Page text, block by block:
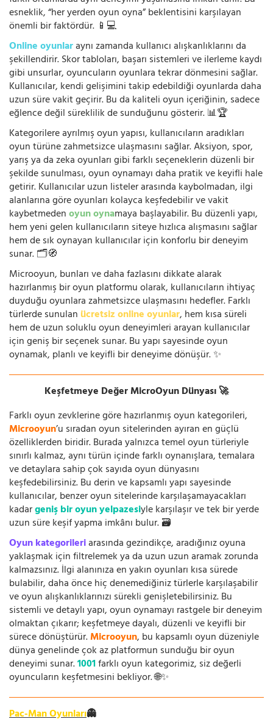
esneklik, “her yerden oyun oyna” beklentisini karşılayan
önemli bir faktördür. 📱💻
Online oyunlaraynı zamanda kullanıcı alışkanlıklarını da
şekillendirir. Skor tabloları, başarı sistemleri ve ilerleme kaydı
gibi unsurlar, oyuncuların oyunlara tekrar dönmesini sağlar.
Kullanıcılar, kendi gelişimini takip edebildiği oyunlarda daha
uzun süre vakit geçirir. Bu da kaliteli oyun içeriğinin, sadece
eğlence değil süreklilik de sunduğunu gösterir. 📊🏆
Kategorilere ayrılmış oyun yapısı, kullanıcıların aradıkları
oyun türüne zahmetsizce ulaşmasını sağlar. Aksiyon, spor,
yarış ya da zeka oyunları gibi farklı seçeneklerin düzenli bir
şekilde sunulması, oyun oynamayı daha pratik ve keyifli hale
getirir. Kullanıcılar uzun listeler arasında kaybolmadan, ilgi
alanlarına göre oyunları kolayca keşfedebilir ve vakit
kaybetmedenoyun oynamaya başlayabilir. Bu düzenli yapı,
hem yeni gelen kullanıcıların siteye hızlıca alışmasını sağlar
hem de sık oynayan kullanıcılar için konforlu bir deneyim
sunar. 🗂️🧭
Microoyun, bunları ve daha fazlasını dikkate alarak
hazırlanmış bir oyun platformu olarak, kullanıcıların ihtiyaç
duyduğu oyunlara zahmetsizce ulaşmasını hedefler. Farklı
türlerde sunulan ücretsiz online oyunlar, hem kısa süreli
hem de uzun soluklu oyun deneyimleri arayan kullanıcılar
için geniş bir seçenek sunar. Bu yapı sayesinde oyun
oynamak, planlı ve keyifli bir deneyime dönüşür. ✨
Keşfetmeye Değer MicroOyun Dünyası 🚀
Farklı oyun zevklerine göre hazırlanmış oyun kategorileri,
Microoyun’u sıradan oyun sitelerinden ayıran en güçlü
özelliklerden biridir. Burada yalnızca temel oyun türleriyle
sınırlı kalmaz, aynı türün içinde farklı oynanışlara, temalara
ve detaylara sahip çok sayıda oyun dünyasını
keşfedebilirsiniz. Bu derin ve kapsamlı yapı sayesinde
kullanıcılar, benzer oyun sitelerinde karşılaşamayacakları
kadargeniş bir oyun yelpazesiyle karşılaşır ve tek bir yerde
uzun süre keşif yapma imkânı bulur. 🗃️
Oyun kategorileriarasında gezindikçe, aradığınız oyuna
yaklaşmak için filtrelemek ya da uzun uzun aramak zorunda
kalmazsınız. İlgi alanınıza en yakın oyunları kısa sürede
bulabilir, daha önce hiç denemediğiniz türlerle karşılaşabilir
ve oyun alışkanlıklarınızı sürekli genişletebilirsiniz. Bu
sistemli ve detaylı yapı, oyun oynamayı rastgele bir deneyim
olmaktan çıkarır; keşfetmeye dayalı, düzenli ve keyifli bir
sürece dönüştürür.Microoyun, bu kapsamlı oyun düzeniyle
dünya genelinde çok az platformun sunduğu bir oyun
deneyimi sunar.1001farklı oyun kategorimiz, siz değerli
oyuncuların keşfetmesini bekliyor. 🌐✨
Pac-Man Oyunları👻